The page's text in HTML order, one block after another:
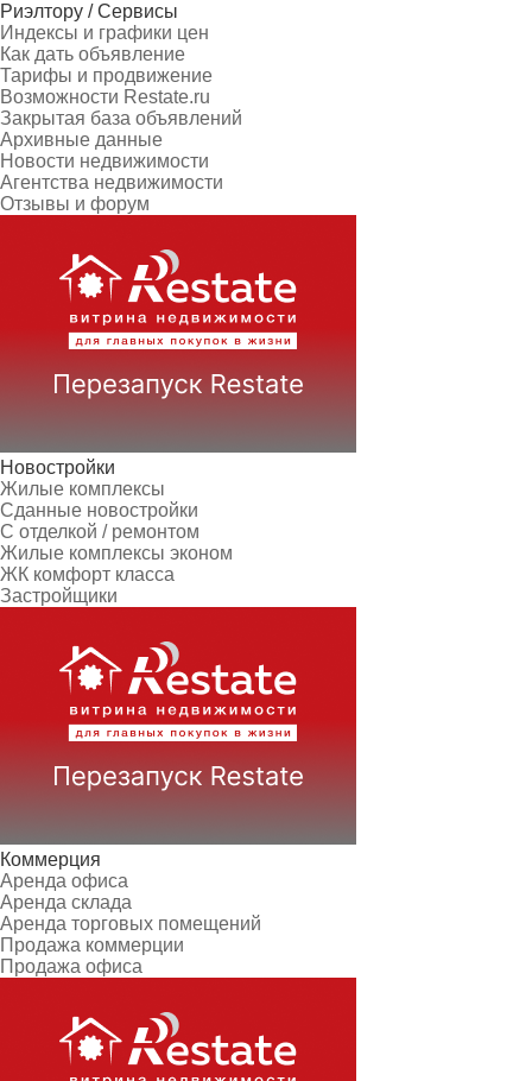
Риэлтору / Сервисы
Индексы и графики цен
Как дать объявление
Тарифы и продвижение
Возможности Restate.ru
Закрытая база объявлений
Архивные данные
Новости недвижимости
Агентства недвижимости
Отзывы и форум
Новостройки
Жилые комплексы
Сданные новостройки
С отделкой / ремонтом
Жилые комплексы эконом
ЖК комфорт класса
Застройщики
Коммерция
Аренда офиса
Аренда склада
Аренда торговых помещений
Продажа коммерции
Продажа офиса